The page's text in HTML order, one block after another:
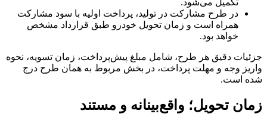
تکمیل می‌شود.
در طرح مشارکت در تولید، پرداخت اولیه با سود مشارکت
همراه است و زمان تحویل خودرو طبق قرارداد مشخص
خواهد بود.
جزئیات دقیق هر طرح، شامل مبلغ پیش‌پرداخت، زمان تسویه، نحوه
واریز وجه و مهلت پرداخت، در بخش مربوط به همان طرح درج
شده است.
زمان تحویل؛ واقع‌بینانه و مستند